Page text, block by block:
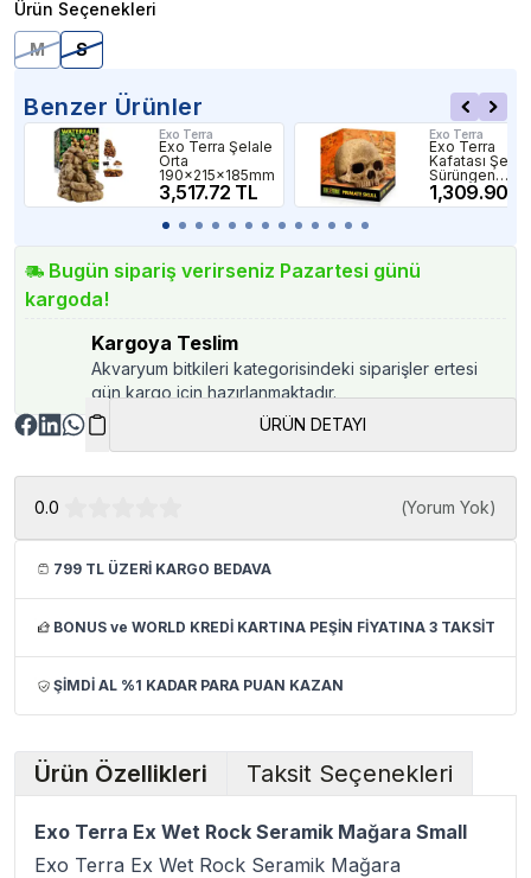
Ürün Seçenekleri
M
S
Benzer Ürünler
Exo Terra
Exo Terra Şelale
Orta
190x215x185mm
3,517.72 TL
Exo Terra
Exo Terra
Kafatası Şekilli
Sürüngen
Yuvası
1,309.90
Bugün sipariş verirseniz Pazartesi günü
kargoda!
Kargoya Teslim
Akvaryum bitkileri kategorisindeki siparişler ertesi
gün kargo için hazırlanmaktadır.
ÜRÜN DETAYI
0.0 (Yorum Yok)
799 TL ÜZERİ KARGO BEDAVA
BONUS ve WORLD KREDİ KARTINA PEŞİN FİYATINA 3 TAKSİT
ŞİMDİ AL %1 KADAR PARA PUAN KAZAN
Ürün Özellikleri Taksit Seçenekleri
Exo Terra Ex Wet Rock Seramik Mağara Small
Exo Terra Ex Wet Rock Seramik Mağara